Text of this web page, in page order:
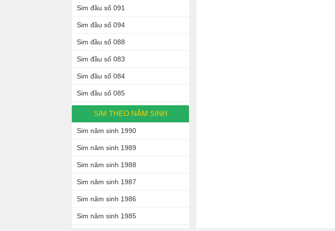
Sim đầu số 091
Sim đầu số 094
Sim đầu số 088
Sim đầu số 083
Sim đầu số 084
Sim đầu số 085
SIM THEO NĂM SINH
Sim năm sinh 1990
Sim năm sinh 1989
Sim năm sinh 1988
Sim năm sinh 1987
Sim năm sinh 1986
Sim năm sinh 1985